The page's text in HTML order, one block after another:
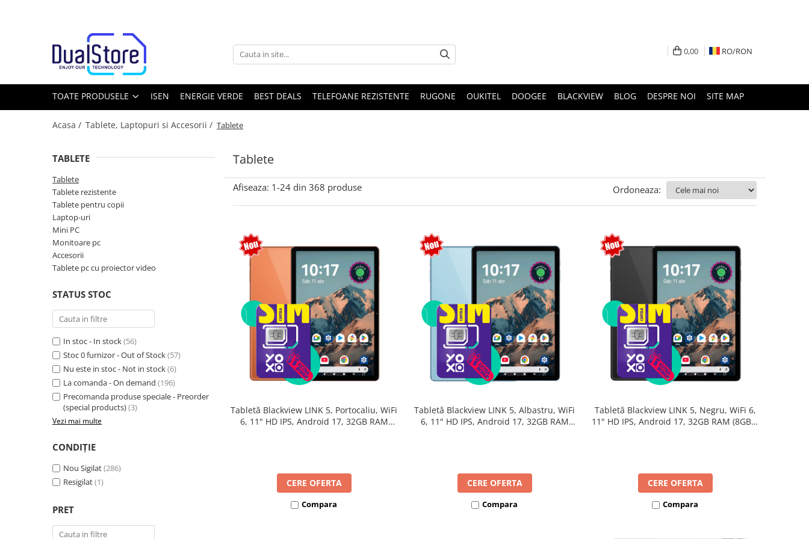
Producatori Telefoane Mobila
Telefoane mobile
Toate ( smart si clasice )
Telefoane cu proiector video
Telefoane (Smartphone) 5G
Telefoane cu camera termica
Telefoane clasice
Piese si accesorii telefoane mobile
Producatori telefoane
Telefoane mobile RugOne
Telefoane mobile Doogee
Telefoane mobile Oukitel
Telefoane mobile Ulefone
Telefoane mobile Unihertz
Telefoane mobile Cubot
Telefoane mobile Blackview
Telefoane mobile OSCAL
Telefoane mobile Fossibot
Telefoane mobile Lagenio
Telefoane mobile iSEN
Telefoane mobile F150
Telefoane mobile HUAWEI
Telefoane mobile Xiaomi
Telefoane mobile AGM
0,00 RO/RON
TOATE PRODUSELE ISEN ENERGIE VERDE BEST DEALS TELEFOANE REZISTENTE RUGONE OUKITEL DOOGEE BLACKVIEW BLOG DESPRE NOI SITE MAP
Acasa / Tablete, Laptopuri si Accesorii / Tablete
Tablete
TABLETE
Tablete
Tablete rezistente
Tablete pentru copii
Laptop-uri
Mini PC
Monitoare pc
Accesorii
Tablete pc cu proiector video
STATUS STOC
In stoc - In stock(56)
Stoc 0 furnizor - Out of Stock(57)
Nu este in stoc - Not in stock(6)
La comanda - On demand (196)
Precomanda produse speciale - Preorder
(special products)(3)
Vezi mai multe
CONDIȚIE
Nou Sigilat(286)
Resigilat(1)
PRET
Afiseaza: 1-24 din 368 produse Ordoneaza:
Tabletă Blackview LINK 5, Portocaliu, WiFi
6, 11" HD IPS, Android 17, 32GB RAM
CERE OFERTA
Compara
Tabletă Blackview LINK 5, Albastru, WiFi
6, 11" HD IPS, Android 17, 32GB RAM
CERE OFERTA
Compara
Tabletă Blackview LINK 5, Negru, WiFi 6,
11" HD IPS, Android 17, 32GB RAM (8GB +
CERE OFERTA
Compara